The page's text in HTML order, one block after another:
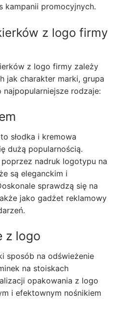
kampanii promocyjnych.
z logo firmy
z logo firmy zależy
jak charakter marki, grupa
rodzaje:
słodka i kremowa
dużą popularnością.
nadruk logotypu na
są eleganckim i
sprawdzą się na
jako gadżet reklamowy
z logo
sposób na odświeżenie
na stoiskach
opakowania z logo
i efektownym nośnikiem